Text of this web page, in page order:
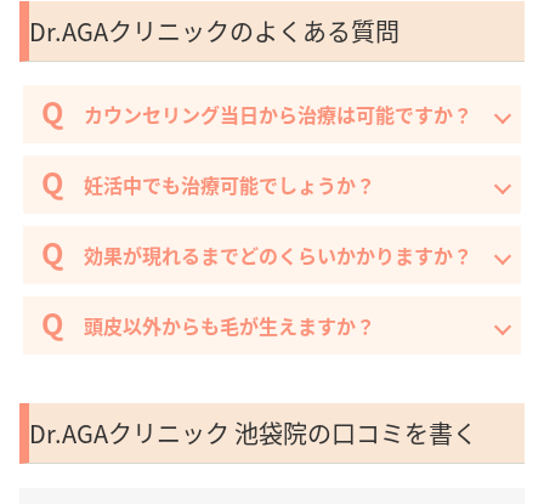
Dr.AGAクリニックのよくある質問
カウンセリング当⽇から治療は可能ですか？
妊活中でも治療可能でしょうか？
効果が現れるまでどのくらいかかりますか？
頭皮以外からも毛が生えますか？
Dr.AGAクリニック 池袋院の口コミを書く